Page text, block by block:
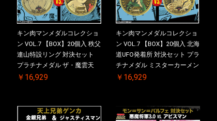
キン肉マンメダルコレクショ
ン VOL.7 【BOX】20個入 秩父
連山特設リング 対決セット
プラチナメダル ザ・魔雲天
VS. テリーマン 3.0 ケース付
注分】2026/10/30 一斉出荷予
￥16,929
キン肉マンメダルコレクショ
ン VOL.7 【BOX】20個入 北海
道UFO発着所 対決セット プラ
チナメダル ミスターカーメン
VS. ブロッケン Jr. 2.0 ケース
【二次受注分】2026/10/30 一
斉出荷予定
￥16,929